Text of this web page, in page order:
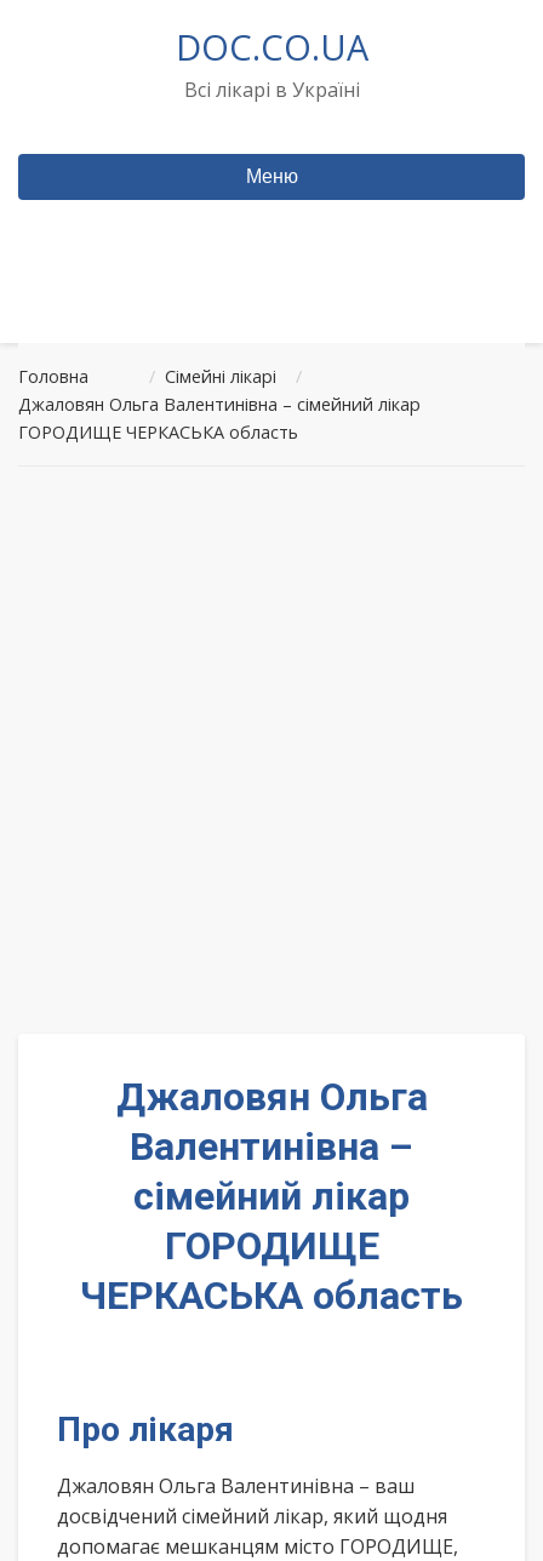
DOC.CO.UA
Всі лікарі в Україні
Меню
Головна / Сімейні лікарі
/
Джаловян Ольга Валентинівна – сімейний лікар
ГОРОДИЩЕ ЧЕРКАСЬКА область
Джаловян Ольга
Валентинівна –
сімейний лікар
ГОРОДИЩЕ
ЧЕРКАСЬКА область
Про лікаря
Джаловян Ольга Валентинівна – ваш
досвідчений сімейний лікар, який щодня
допомагає мешканцям місто ГОРОДИЩЕ,